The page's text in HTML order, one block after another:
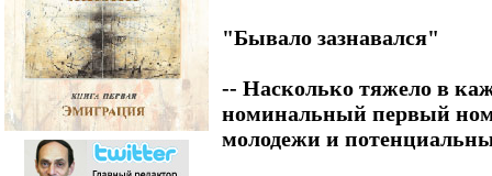
"Бывало зазнавался"
-- Насколько тяжело в
номинальный первый
молодежи и